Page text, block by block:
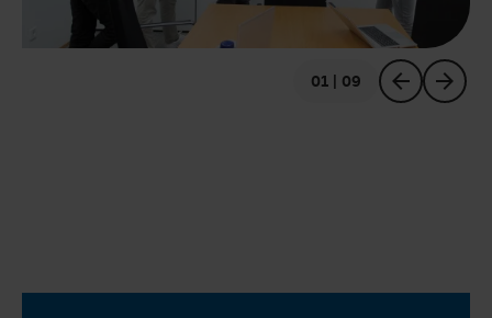
01 | 09 anteriorsiguiente